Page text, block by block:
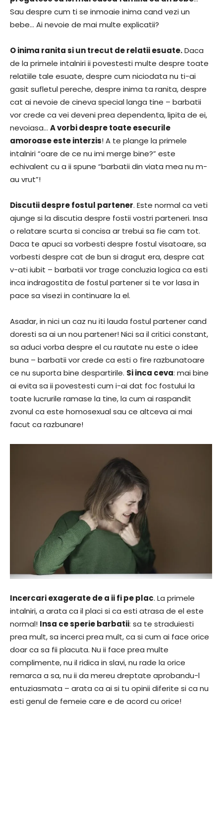
Sau despre cum ti se inmoaie inima cand vezi un
bebe… Ai nevoie de mai multe explicatii?
O inima ranita si un trecut de relatii esuate.Daca
de la primele intalniri ii povestesti multe despre toate
relatiile tale esuate, despre cum niciodata nu ti-ai
gasit sufletul pereche, despre inima ta ranita, despre
cat ai nevoie de cineva special langa tine – barbatii
vor crede ca vei deveni prea dependenta, lipita de ei,
nevoiasa… A vorbi despre toate esecurile
amoroase este interzis! A te plange la primele
intalniri “oare de ce nu imi merge bine?” este
echivalent cu a ii spune “barbatii din viata mea nu m-
au vrut”!
Discutii despre fostul partener. Este normal ca veti
ajunge si la discutia despre fostii vostri parteneri. Insa
o relatare scurta si concisa ar trebui sa fie cam tot.
Daca te apuci sa vorbesti despre fostul visatoare, sa
vorbesti despre cat de bun si dragut era, despre cat
v-ati iubit – barbatii vor trage concluzia logica ca esti
inca indragostita de fostul partener si te vor lasa in
pace sa visezi in continuare la el.
Asadar, in nici un caz nu iti lauda fostul partener cand
doresti sa ai un nou partener! Nici sa il critici constant,
sa aduci vorba despre el cu rautate nu este o idee
buna – barbatii vor crede ca esti o fire razbunatoare
ce nu suporta bine despartirile. Si inca ceva: mai bine
ai evita sa ii povestesti cum i-ai dat foc fostului la
toate lucrurile ramase la tine, la cum ai raspandit
zvonul ca este homosexual sau ce altceva ai mai
facut ca razbunare!
Incercari exagerate de a ii fi pe plac. La primele
intalniri, a arata ca il placi si ca esti atrasa de el este
normal! Insa ce sperie barbatii: sa te straduiesti
prea mult, sa incerci prea mult, ca si cum ai face orice
doar ca sa fii placuta. Nu ii face prea multe
complimente, nu il ridica in slavi, nu rade la orice
remarca a sa, nu ii da mereu dreptate aprobandu-l
entuziasmata – arata ca ai si tu opinii diferite si ca nu
esti genul de femeie care e de acord cu orice!